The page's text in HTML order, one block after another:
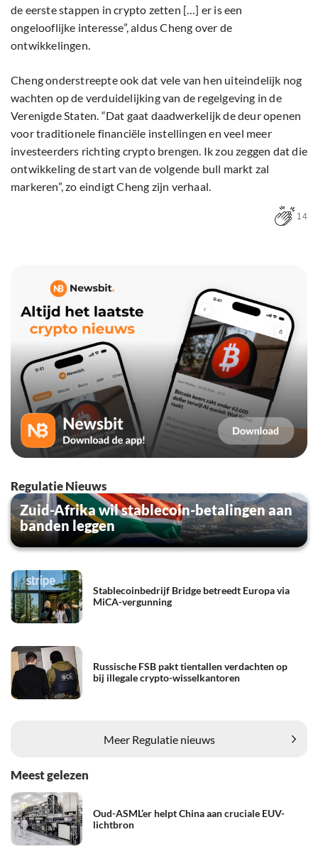
de eerste stappen in crypto zetten […] er is een
ongelooflijke interesse”, aldus Cheng over de
ontwikkelingen.
Cheng onderstreepte ook dat vele van hen uiteindelijk nog
wachten op de verduidelijking van de regelgeving in de
Verenigde Staten. “Dat gaat daadwerkelijk de deur openen
voor traditionele financiële instellingen en veel meer
investeerders richting crypto brengen. Ik zou zeggen dat die
ontwikkeling de start van de volgende bull markt zal
markeren”, zo eindigt Cheng zijn verhaal.
14
Regulatie Nieuws
Zuid-Afrika wil stablecoin-betalingen aan
banden leggen
Stablecoinbedrijf Bridge betreedt Europa via
MiCA-vergunning
Russische FSB pakt tientallen verdachten op
bij illegale crypto-wisselkantoren
Meer Regulatie nieuws
Meest gelezen
Oud-ASML’er helpt China aan cruciale EUV-
lichtbron